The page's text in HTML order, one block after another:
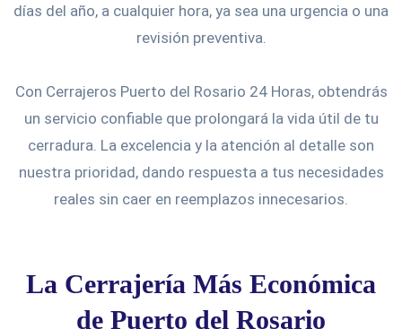
días del año, a cualquier hora, ya sea una urgencia o una
revisión preventiva.
Con Cerrajeros Puerto del Rosario 24 Horas, obtendrás
un servicio confiable que prolongará la vida útil de tu
cerradura. La excelencia y la atención al detalle son
nuestra prioridad, dando respuesta a tus necesidades
reales sin caer en reemplazos innecesarios.
La Cerrajería Más Económica
de Puerto del Rosario